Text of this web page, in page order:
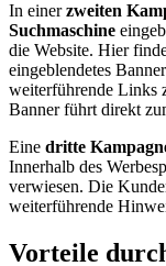
In einerzweiten
Suchmaschine
die Website. Hier
eingeblendetes
weiterführende Links
Banner führt direkt
Eine dritte
Innerhalb des
verwiesen. Die
weiterführende
Vorteile